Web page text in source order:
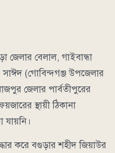
জেলার বেলাল, গাইবান্ধা
(গোবিন্দগঞ্জ উপজেলার
জেলার পার্বতীপুরের
স্থায়ী ঠিকানা
যায়নি।
করে বগুড়ার শহীদ জিয়াউর